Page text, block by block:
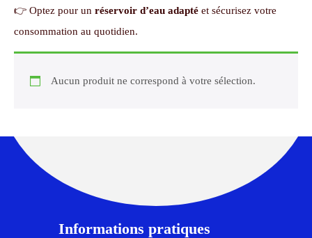
👉 Optez pour un réservoir d’eau adapté et sécurisez votre
consommation au quotidien.
Aucun produit ne correspond à votre sélection.
Informations pratiques